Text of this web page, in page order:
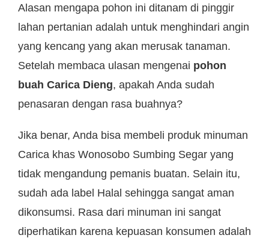
Alasan mengapa pohon ini ditanam di pinggir
lahan pertanian adalah untuk menghindari angin
yang kencang yang akan merusak tanaman.
Setelah membaca ulasan mengenai pohon
buah Carica Dieng, apakah Anda sudah
penasaran dengan rasa buahnya?
Jika benar, Anda bisa membeli produk minuman
Carica khas Wonosobo Sumbing Segar yang
tidak mengandung pemanis buatan. Selain itu,
sudah ada label Halal sehingga sangat aman
dikonsumsi. Rasa dari minuman ini sangat
diperhatikan karena kepuasan konsumen adalah